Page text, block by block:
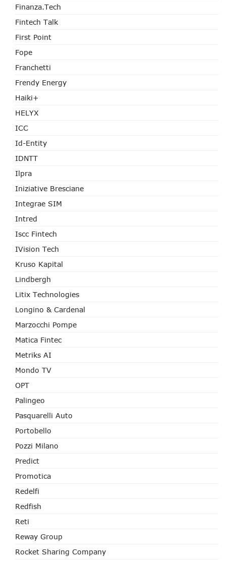
Finanza.tech
Fintech Talk
First Point
Fope
Franchetti
Frendy Energy
Haiki+
HELYX
ICC
Id-Entity
IDNTT
Ilpra
Iniziative Bresciane
Integrae SIM
Intred
Iscc Fintech
IVision Tech
Kruso Kapital
Lindbergh
Litix Technologies
Longino & Cardenal
Marzocchi Pompe
Matica Fintec
Metriks AI
Mondo TV
OPT
Palingeo
Pasquarelli Auto
Portobello
Pozzi Milano
Predict
Promotica
Redelfi
Redfish
Reti
Reway Group
Rocket Sharing Company